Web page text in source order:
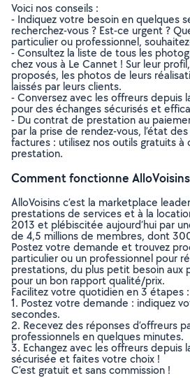
Voici nos conseils :
- Indiquez votre besoin en quelques
recherchez-vous ? Est-ce urgent ?
particulier ou professionnel,
- Consultez la liste de tous les
chez vous à Le Cannet ! Sur leur
proposés, les photos de leurs
laissés par leurs clients.
- Conversez avec les offreurs depuis
pour des échanges sécurisés et
- Du contrat de prestation au
par la prise de rendez-vous, l’état
factures : utilisez nos outils gratuits
prestation.
Comment fonctionne
AlloVoisins c’est la marketplace
prestations de services et à la
2013 et plébiscitée aujourd’hui par
de 4,5 millions de membres, dont
Postez votre demande et trouvez
particulier ou un professionnel pour
prestations, du plus petit besoin aux
pour un bon rapport qualité/prix.
Facilitez votre quotidien en 3 étapes :
1. Postez votre demande : indiquez
secondes.
2. Recevez des réponses d’offreurs
professionnels en quelques minutes.
3. Echangez avec les offreurs depuis
sécurisée et faites votre choix !
C’est gratuit et sans commission !